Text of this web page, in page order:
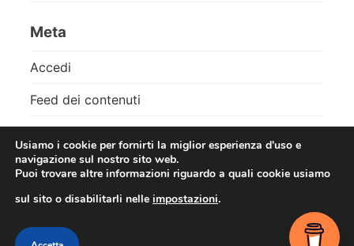
Meta
Accedi
Feed dei contenuti
WordPress.org
Usiamo i cookie per fornirti la miglior esperienza d'uso e
navigazione sul nostro sito web.
Puoi trovare altre informazioni riguardo a quali cookie usiamo
sul sito o disabilitarli nelle impostazioni.